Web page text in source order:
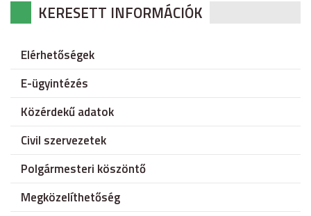
KERESETT INFORMÁCIÓK
Elérhetőségek
E-ügyintézés
Közérdekű adatok
Civil szervezetek
Polgármesteri köszöntő
Megközelíthetőség